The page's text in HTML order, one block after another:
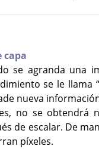
capa
se agranda una
se le llama “
nueva
no se obtendrá
de escalar. De
píxeles.